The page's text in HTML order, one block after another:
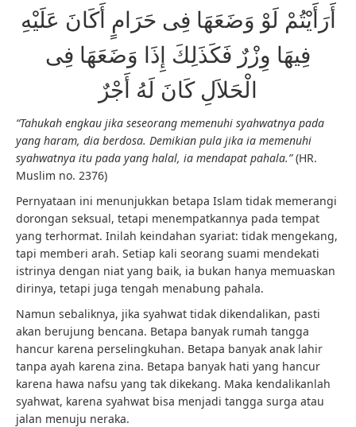
أَرَأَيْتُمْ لَوْ وَضَعَهَا فِى حَرَامٍ أَكَانَ عَلَيْهِ
فِيهَا وِزْرٌ فَكَذَلِكَ إِذَا وَضَعَهَا فِى
الْحَلاَلِ كَانَ لَهُ أَجْرٌ
“Tahukah engkau jika seseorang memenuhi syahwatnya pada
yang haram, dia berdosa. Demikian pula jika ia memenuhi
syahwatnya itu pada yang halal, ia mendapat pahala.”(HR.
Muslim no. 2376)
Pernyataan ini menunjukkan betapa Islam tidak memerangi
dorongan seksual, tetapi menempatkannya pada tempat
yang terhormat. Inilah keindahan syariat: tidak mengekang,
tapi memberi arah. Setiap kali seorang suami mendekati
istrinya dengan niat yang baik, ia bukan hanya memuaskan
dirinya, tetapi juga tengah menabung pahala.
Namun sebaliknya, jika syahwat tidak dikendalikan, pasti
akan berujung bencana. Betapa banyak rumah tangga
hancur karena perselingkuhan. Betapa banyak anak lahir
tanpa ayah karena zina. Betapa banyak hati yang hancur
karena hawa nafsu yang tak dikekang. Maka kendalikanlah
syahwat, karena syahwat bisa menjadi tangga surga atau
jalan menuju neraka.